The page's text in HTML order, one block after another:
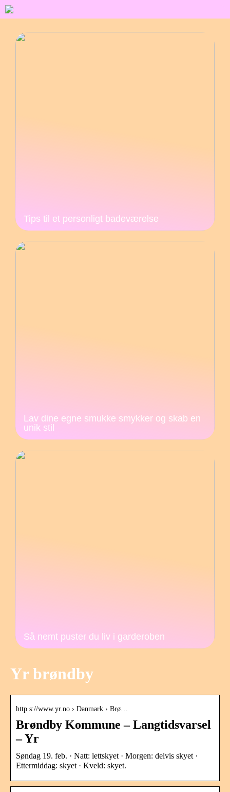
Tips til et personligt badeværelse
Lav dine egne smukke smykker og skab en
unik stil
Så nemt puster du liv i garderoben
Yr brøndby
http s://www.yr.no › Danmark › Brø…
Brøndby Kommune – Langtidsvarsel
– Yr
Søndag 19. feb. · Natt: lettskyet · Morgen: delvis skyet ·
Ettermiddag: skyet · Kveld: skyet.